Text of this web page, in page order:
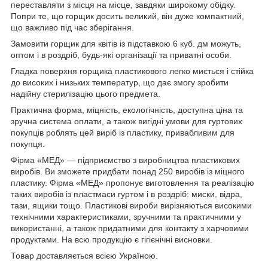
переставляти з місця на місце, завдяки широкому обідку.
Попри те, що горщик досить великий, він дуже компактний,
що важливо під час зберігання.
Замовити горщик для квітів із підставкою 6 куб. дм можуть,
оптом і в роздріб, будь-які організації та приватні особи.
Гладка поверхня горщика пластикового легко миється і стійка
до високих і низьких температур, що дає змогу зробити
надійну стерилізацію цього предмета.
Практична форма, міцність, екологічність, доступна ціна та
зручна система оплати, а також вигідні умови для гуртових
покупців роблять цей виріб із пластику, привабливим для
покупця.
Фірма «МЕД» — підприємство з виробництва пластикових
виробів. Ви зможете придбати понад 250 виробів із міцного
пластику. Фірма «МЕД» пропонує виготовлення та реалізацію
таких виробів із пластмаси гуртом і в роздріб: миски, відра,
тази, ящики тощо. Пластикові вироби вирізняються високими
технічними характеристиками, зручними та практичними у
використанні, а також придатними для контакту з харчовими
продуктами. На всю продукцію є гігієнічні висновки.
Товар доставляється всією Україною.